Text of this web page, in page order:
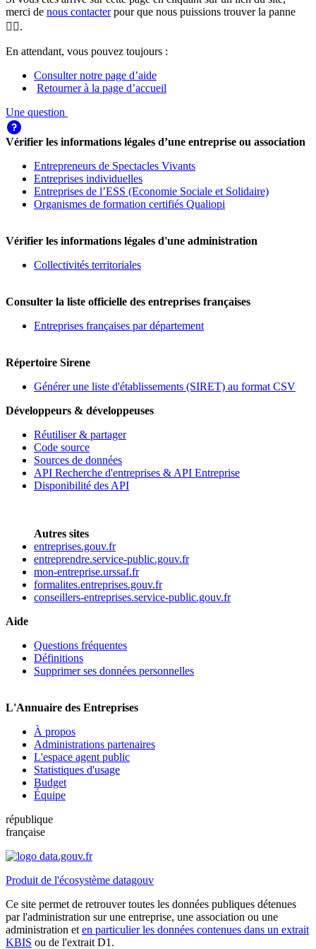
merci de nous contacterpour que nous puissions trouver la panne
🕵️‍♀️.
En attendant, vous pouvez toujours :
Consulter notre page d’aide
Retourner à la page d’accueil
Une question
Vérifier les informations légales d’une entreprise ou association
Entrepreneurs de Spectacles Vivants
Entreprises individuelles
Entreprises de l’ESS (Economie Sociale et Solidaire)
Organismes de formation certifiés Qualiopi
Vérifier les informations légales d'une administration
Collectivités territoriales
Consulter la liste officielle des entreprises françaises
Entreprises françaises par département
Répertoire Sirene
Générer une liste d'établissements (SIRET) au format CSV
Développeurs & développeuses
Réutiliser & partager
Code source
Sources de données
API Recherche d'entreprises & API Entreprise
Disponibilité des API
Autres sites
entreprises.gouv.fr
entreprendre.service-public.gouv.fr
mon-entreprise.urssaf.fr
formalites.entreprises.gouv.fr
conseillers-entreprises.service-public.gouv.fr
Aide
Questions fréquentes
Définitions
Supprimer ses données personnelles
L'Annuaire des Entreprises
À propos
Administrations partenaires
L'espace agent public
Statistiques d'usage
Budget
Équipe
république
française
Produit de l'écosystème datagouv
Ce site permet de retrouver toutes les données publiques détenues
par l'administration sur une entreprise, une association ou une
administration et en particulier les données contenues dans un extrait
KBIS ou de l'extrait D1.